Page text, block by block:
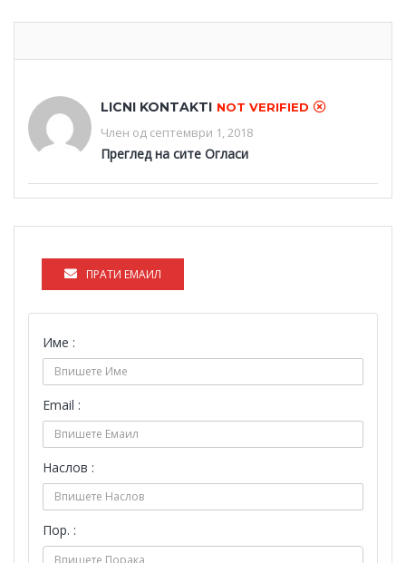
LICNI KONTAKTI NOT VERIFIED
Член од септември 1, 2018
Преглед на сите Огласи
ПРАТИ ЕМАИЛ
Име :
Email :
Наслов :
Пор. :